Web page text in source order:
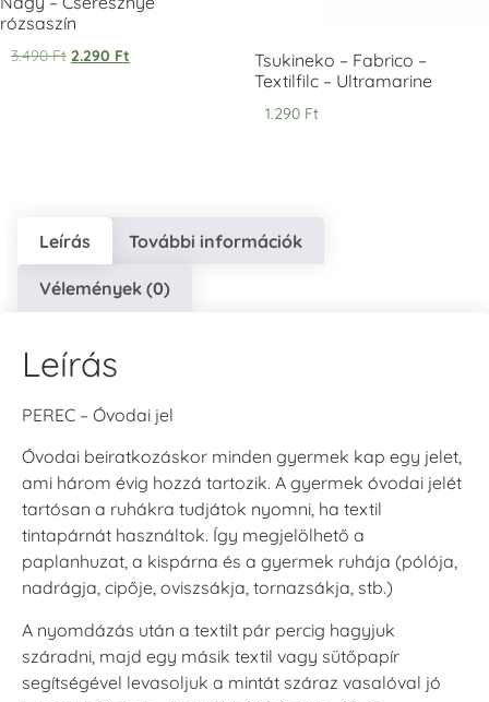
VersaCraft
VersaCraft
Tintapárna -
Ködszürke
VersaCraft
Tintapárna -
Középkék
VersaCraft
Tintapárna - Lila
Mentazöld
VersaCraft
Tintapárna -
Hidegszürke -
VersaCraft
VersaCraft
Tintapárna -
Vízkék
+790 Ft
rózsaszín
3.490Ft 2.290 Ft
Tsukineko – Fabrico –
Textilfilc – Ultramarine
1.290 Ft
Leírás További információk
Vélemények (0)
Leírás
PEREC – Óvodai jel
Óvodai beiratkozáskor minden gyermek kap egy jelet,
ami három évig hozzá tartozik. A gyermek óvodai jelét
tartósan a ruhákra tudjátok nyomni, ha textil
tintapárnát használtok. Így megjelölhető a
paplanhuzat, a kispárna és a gyermek ruhája (pólója,
nadrágja, cipője, oviszsákja, tornazsákja, stb.)
A nyomdázás után a textilt pár percig hagyjuk
száradni, majd egy másik textil vagy sütőpapír
segítségével levasoljuk a mintát száraz vasalóval jó